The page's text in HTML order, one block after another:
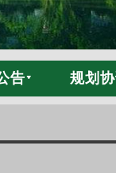
告 规划